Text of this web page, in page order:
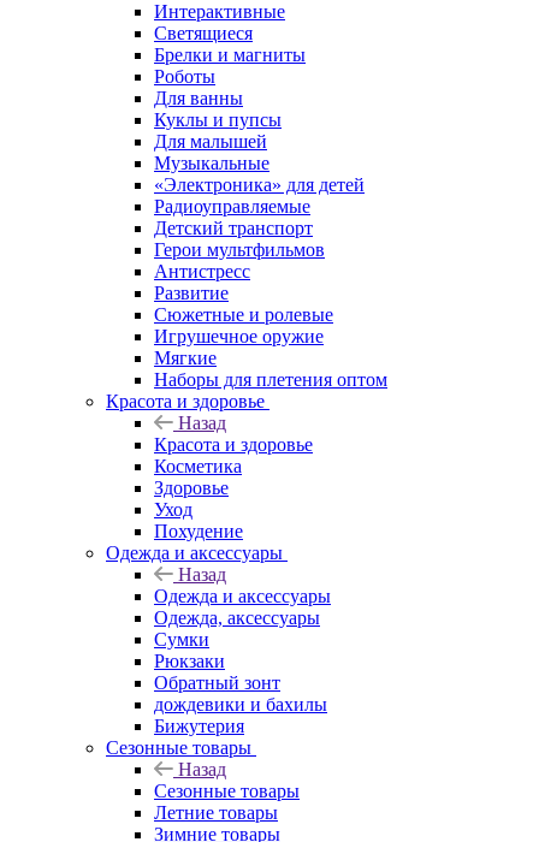
Интерактивные
Светящиеся
Брелки и магниты
Роботы
Для ванны
Куклы и пупсы
Для малышей
Музыкальные
«Электроника» для детей
Радиоуправляемые
Детский транспорт
Герои мультфильмов
Антистресс
Развитие
Сюжетные и ролевые
Игрушечное оружие
Мягкие
Наборы для плетения оптом
Красота и здоровье
Назад
Красота и здоровье
Косметика
Здоровье
Уход
Похудение
Одежда и аксессуары
Назад
Одежда и аксессуары
Одежда, аксессуары
Сумки
Рюкзаки
Обратный зонт
дождевики и бахилы
Бижутерия
Сезонные товары
Назад
Сезонные товары
Летние товары
Зимние товары